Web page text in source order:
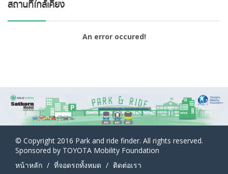
An error occured!
© Copyright 2016 Park and ride finder. All rights reserved.
Sponsored by TOYOTA Mobility Foundation
หน้าหลัก
ที่จอดรถทั้งหมด ติดต่อเรา